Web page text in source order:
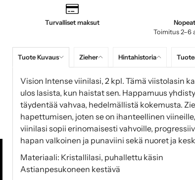
Turvalliset maksut
Toimitus 2–6
Tuote Kuvaus Zieher Hintahistoria
Vision Intense viinilasi, 2 kpl. Tämä viistolasin
ulos lasista, kun haistat sen. Happamuus
täydentää vahvaa, hedelmällistä kokemusta.
hapettumisen, joten se on ihanteellinen
viinilasi sopii erinomaisesti vahvoille,
hapan valkoinen ja punaviini sekä nuoret ja
Materiaali: Kristallilasi, puhallettu käsin
Astianpesukoneen kestävä